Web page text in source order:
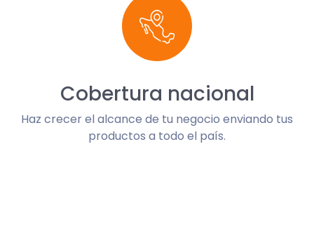
Cobertura nacional
Haz crecer el alcance de tu negocio enviando tus
productos a todo el país.